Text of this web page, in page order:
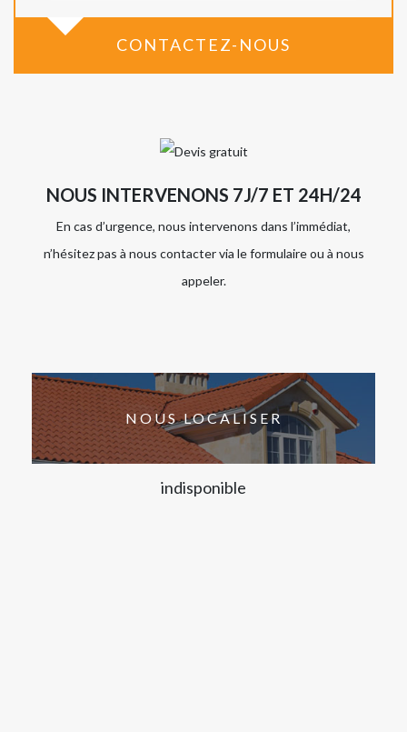
CONTACTEZ-NOUS
NOUS INTERVENONS 7J/7 ET 24H/24
En cas d’urgence, nous intervenons dans l’immédiat,
n’hésitez pas à nous contacter via le formulaire ou à nous
appeler.
NOUS LOCALISER
indisponible